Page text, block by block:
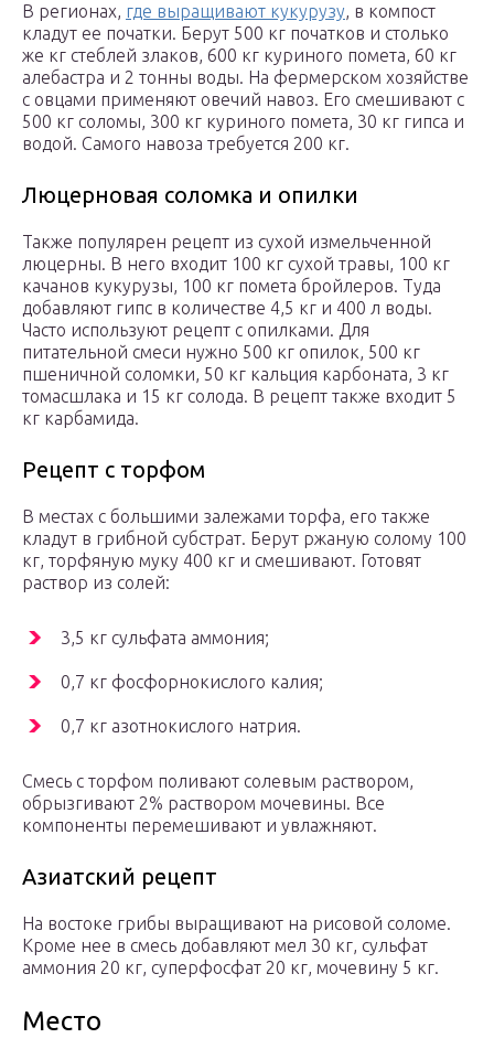
В регионах, где выращивают кукурузу, в компост
кладут ее початки. Берут 500 кг початков и столько
же кг стеблей злаков, 600 кг куриного помета, 60 кг
алебастра и 2 тонны воды. На фермерском хозяйстве
с овцами применяют овечий навоз. Его смешивают с
500 кг соломы, 300 кг куриного помета, 30 кг гипса и
водой. Самого навоза требуется 200 кг.
Люцерновая соломка и опилки
Также популярен рецепт из сухой измельченной
люцерны. В него входит 100 кг сухой травы, 100 кг
качанов кукурузы, 100 кг помета бройлеров. Туда
добавляют гипс в количестве 4,5 кг и 400 л воды.
Часто используют рецепт с опилками. Для
питательной смеси нужно 500 кг опилок, 500 кг
пшеничной соломки, 50 кг кальция карбоната, 3 кг
томасшлака и 15 кг солода. В рецепт также входит 5
кг карбамида.
Рецепт с торфом
В местах с большими залежами торфа, его также
кладут в грибной субстрат. Берут ржаную солому 100
кг, торфяную муку 400 кг и смешивают. Готовят
раствор из солей:
3,5 кг сульфата аммония;
0,7 кг фосфорнокислого калия;
0,7 кг азотнокислого натрия.
Смесь с торфом поливают солевым раствором,
обрызгивают 2% раствором мочевины. Все
компоненты перемешивают и увлажняют.
Азиатский рецепт
На востоке грибы выращивают на рисовой соломе.
Кроме нее в смесь добавляют мел 30 кг, сульфат
аммония 20 кг, суперфосфат 20 кг, мочевину 5 кг.
Место